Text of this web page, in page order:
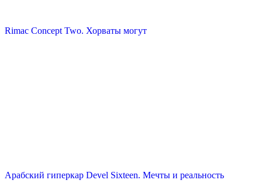
Rimac Concept Two. Хорваты могут
Арабский гиперкар Devel Sixteen. Мечты и реальность